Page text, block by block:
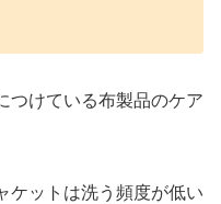
つけている布製品のケア
ケットは洗う頻度が低い